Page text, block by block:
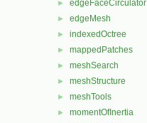
► edgeFaceCirculator
► edgeMesh
► indexedOctree
► mappedPatches
► meshSearch
► meshStructure
► meshTools
► momentOfInertia